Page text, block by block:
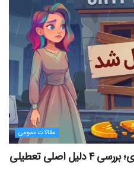
مقالات عمومی
پایان تلخ پروژه‌های میلیون دلاری؛ بررسی ۴ دلیل اصلی تعطیلی